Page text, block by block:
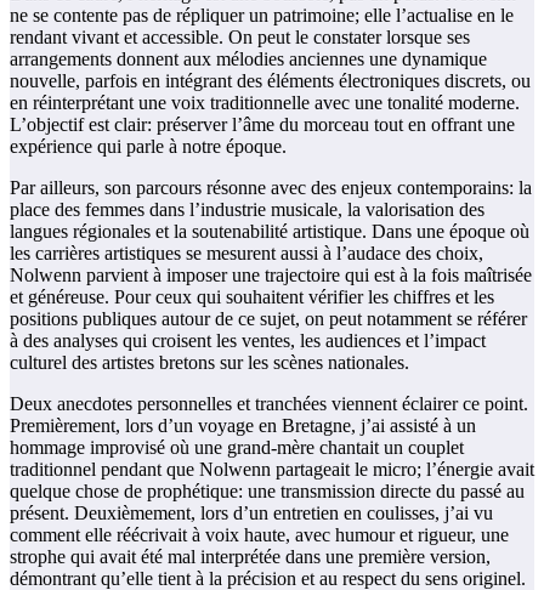
ne se contente pas de répliquer un patrimoine; elle l’actualise en le
rendant vivant et accessible. On peut le constater lorsque ses
arrangements donnent aux mélodies anciennes une dynamique
nouvelle, parfois en intégrant des éléments électroniques discrets, ou
en réinterprétant une voix traditionnelle avec une tonalité moderne.
L’objectif est clair: préserver l’âme du morceau tout en offrant une
expérience qui parle à notre époque.
Par ailleurs, son parcours résonne avec des enjeux contemporains: la
place des femmes dans l’industrie musicale, la valorisation des
langues régionales et la soutenabilité artistique. Dans une époque où
les carrières artistiques se mesurent aussi à l’audace des choix,
Nolwenn parvient à imposer une trajectoire qui est à la fois maîtrisée
et généreuse. Pour ceux qui souhaitent vérifier les chiffres et les
positions publiques autour de ce sujet, on peut notamment se référer
à des analyses qui croisent les ventes, les audiences et l’impact
culturel des artistes bretons sur les scènes nationales.
Deux anecdotes personnelles et tranchées viennent éclairer ce point.
Premièrement, lors d’un voyage en Bretagne, j’ai assisté à un
hommage improvisé où une grand-mère chantait un couplet
traditionnel pendant que Nolwenn partageait le micro; l’énergie avait
quelque chose de prophétique: une transmission directe du passé au
présent. Deuxièmement, lors d’un entretien en coulisses, j’ai vu
comment elle réécrivait à voix haute, avec humour et rigueur, une
strophe qui avait été mal interprétée dans une première version,
démontrant qu’elle tient à la précision et au respect du sens originel.